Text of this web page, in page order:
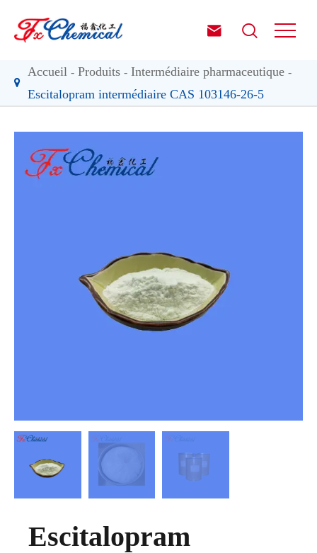
 
Accueil Produits
Intermédiaire pharmaceutique
Escitalopram intermédiaire CAS 103146-26-5
Escitalopram